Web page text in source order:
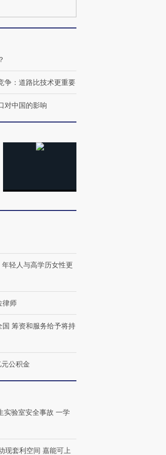
生活方式·第三对
住三大增长引擎是什么？
争：道路比技术更重要
对中国的影响
轻人与高学历女性更
律师
国 筹资和服务给予将持
元公积金
实验室安全事故 一学
现套利空间 嘉能可上